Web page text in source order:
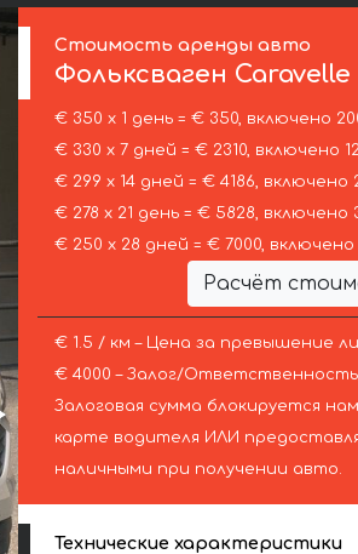
Стоимость аренды авто
Фольксваген
€ 350 х 1 день = € 350, включено
€ 330 х 7 дней = € 2310, включено
€ 299 х 14 дней = € 4186, включено
€ 278 х 21 день = € 5828, включено
€ 250 х 28 дней = € 7000, включено
Расчёт
€ 1.5 / км – Цена за превышение
€ 4000 – Залог/
Залоговая сумма блокируется
карте водителя ИЛИ
наличными при получении авто.
Технические характеристики